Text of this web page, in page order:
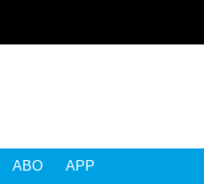
ABO APP